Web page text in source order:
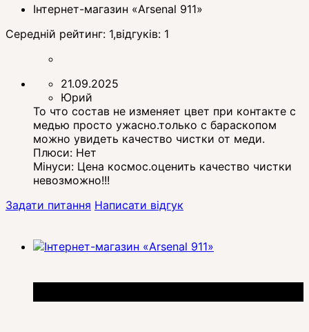
Інтернет-магазин «Arsenal 911»
Середній рейтинг: 1,відгуків: 1
21.09.2025
Юрий
То что состав не изменяет цвет при контакте с
медью просто ужасно.только с бараскопом
можно увидеть качество чистки от меди.
Плюси: Нет
Мінуси: Цена космос.оценить качество чистки
невозможно!!!
Задати питання Написати відгук